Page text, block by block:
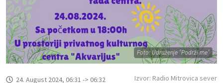
Foto: Udruženje "Podrži me"
24. August 2024, 06:31 -> 06:32 Izvor: Radio Mitrovica sever